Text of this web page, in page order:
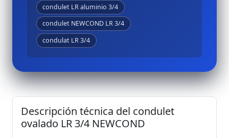
condulet LR aluminio 3/4
condulet NEWCOND LR 3/4
condulat LR 3/4
Descripción técnica del condulet
ovalado LR 3/4 NEWCOND